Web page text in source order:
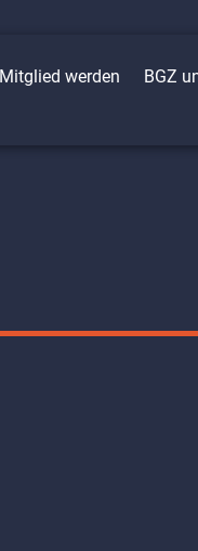
Mitglied werden BGZ